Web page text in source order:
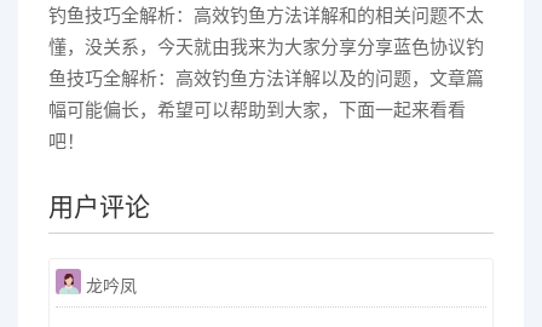
钓鱼技巧全解析：高效钓鱼方法详解和的相关问题不太
懂，没关系，今天就由我来为大家分享分享蓝色协议钓
鱼技巧全解析：高效钓鱼方法详解以及的问题，文章篇
幅可能偏长，希望可以帮助到大家，下面一起来看看
吧！
用户评论
龙吟凤